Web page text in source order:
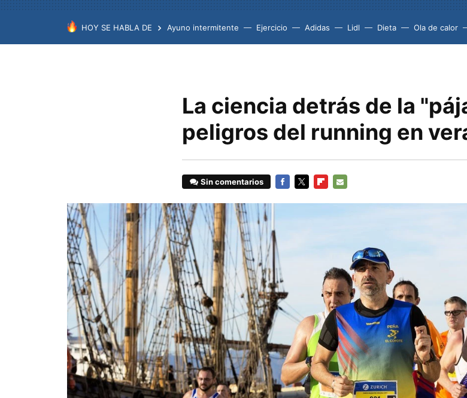
HOY SE HABLA DE Ayuno intermitente Ejercicio Adidas Lidl Dieta Ola de calor
La ciencia detrás de la
peligros del running en
Sin comentarios